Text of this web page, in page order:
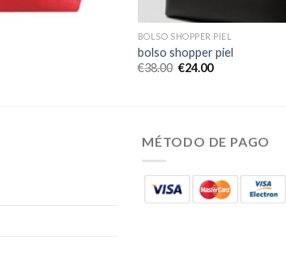
BOLSO SHOPPER PIEL
bolso shopper piel
€38.00 €24.00
MÉTODO DE PAGO